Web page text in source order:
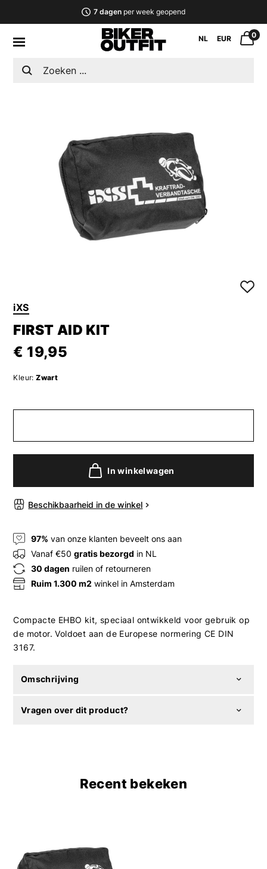
7 dagenper week geopend
NL EUR 0
iXS
FIRST AID KIT
€ 19,95
Kleur: Zwart
In winkelwagen
Beschikbaarheid in de winkel
97% van onze klanten beveelt ons aan
Vanaf €50gratis bezorgd in NL
30 dagen ruilen of retourneren
Ruim 1.300 m2 winkel in Amsterdam
Compacte EHBO kit, speciaal ontwikkeld voor gebruik op
de motor. Voldoet aan de Europese normering CE DIN
3167.
Omschrijving
Vragen over dit product?
Recent bekeken